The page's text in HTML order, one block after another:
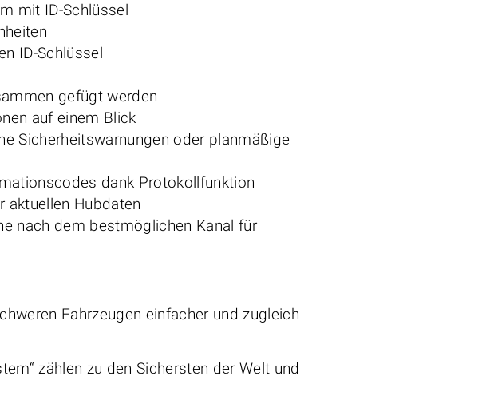
mit ID-Schlüssel
ID-Schlüssel
gefügt werden
auf einem Blick
Sicherheitswarnungen oder planmäßige
dank Protokollfunktion
aktuellen Hubdaten
nach dem bestmöglichen Kanal für
Fahrzeugen einfacher und zugleich
zählen zu den Sichersten der Welt und